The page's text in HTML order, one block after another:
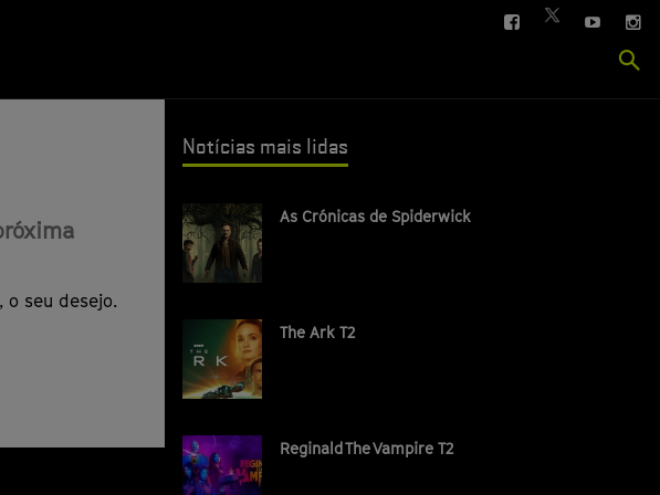
FACEBOOK
TWITTER
YOUTUBE
seu desejo.
Notícias mais lidas
As Crónicas de Spiderwick
The Ark T2
Reginald The Vampire T2